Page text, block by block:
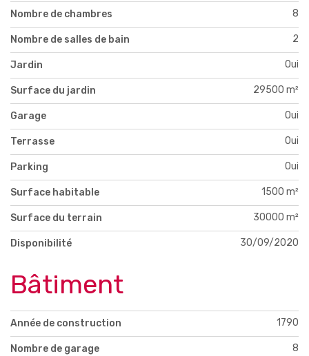
Nombre de chambres 8
Nombre de salles de bain 2
Jardin Oui
Surface du jardin 29500 m²
Garage Oui
Terrasse Oui
Parking Oui
Surface habitable 1500 m²
Surface du terrain 30000 m²
Disponibilité 30/09/2020
Bâtiment
Année de construction 1790
Nombre de garage 8